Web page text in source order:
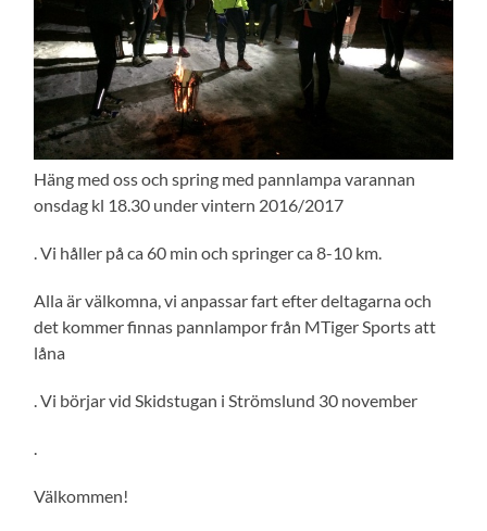
Häng med oss och spring med pannlampa varannan
onsdag kl 18.30 under vintern 2016/2017
. Vi håller på ca 60 min och springer ca 8-10 km.
Alla är välkomna, vi anpassar fart efter deltagarna och
det kommer finnas pannlampor från MTiger Sports att
låna
. Vi börjar vid Skidstugan i Strömslund 30 november
Välkommen!